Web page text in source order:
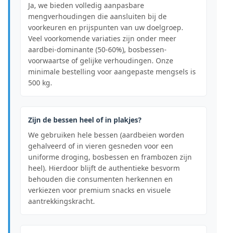
Ja, we bieden volledig aanpasbare
mengverhoudingen die aansluiten bij de
voorkeuren en prijspunten van uw doelgroep.
Veel voorkomende variaties zijn onder meer
aardbei-dominante (50-60%), bosbessen-
voorwaartse of gelijke verhoudingen. Onze
minimale bestelling voor aangepaste mengsels is
500 kg.
Zijn de bessen heel of in plakjes?
We gebruiken hele bessen (aardbeien worden
gehalveerd of in vieren gesneden voor een
uniforme droging, bosbessen en frambozen zijn
heel). Hierdoor blijft de authentieke besvorm
behouden die consumenten herkennen en
verkiezen voor premium snacks en visuele
aantrekkingskracht.